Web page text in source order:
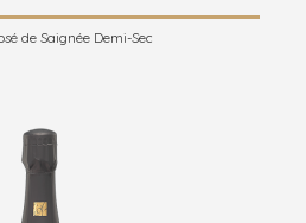
de Saignée Demi-Sec